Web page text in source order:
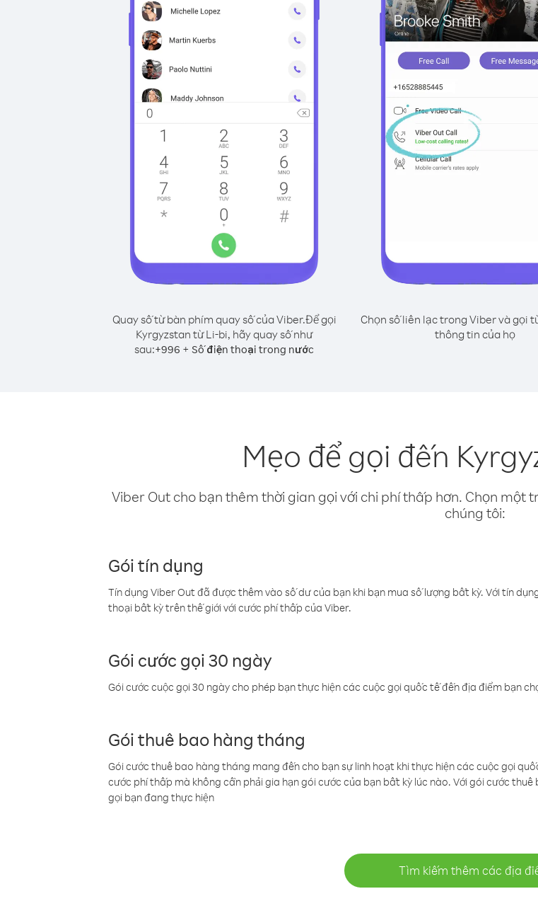
Quay số từ bàn phím quay số của Viber.Để gọi
Kyrgyzstan từ Li-bi, hãy quay số như
sau:+996 + Số điện thoại trong nước
Chọn số liên lạc trong Viber và gọi
thông tin của họ
Mẹo để gọi đến
Viber Out cho bạn thêm thời gian gọi với chi phí thấp hơn. Chọn một
chúng tôi:
Gói tín dụng
Tín dụng Viber Out đã được thêm vào số dư của bạn khi bạn mua số lượng bất kỳ. Với tín
thoại bất kỳ trên thế giới với cước phí thấp của Viber.
Gói cước gọi 30 ngày
Gói cước cuộc gọi 30 ngày cho phép bạn thực hiện các cuộc gọi quốc tế đến địa điểm bạn
Gói thuê bao hàng tháng
Gói cước thuê bao hàng tháng mang đến cho bạn sự linh hoạt khi thực hiện các cuộc gọi
cước phí thấp mà không cần phải gia hạn gói cước của bạn bất kỳ lúc nào. Với gói cước
gọi bạn đang thực hiện
Tìm kiếm thêm các địa